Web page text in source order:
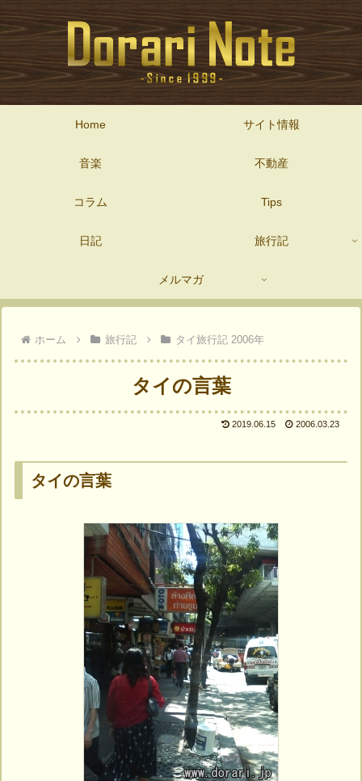
Home サイト情報
音楽 不動産
コラム Tips
日記 旅行記
メルマガ
ホーム 旅行記 タイ旅行記 2006年
タイの言葉
2019.06.15 2006.03.23
タイの言葉